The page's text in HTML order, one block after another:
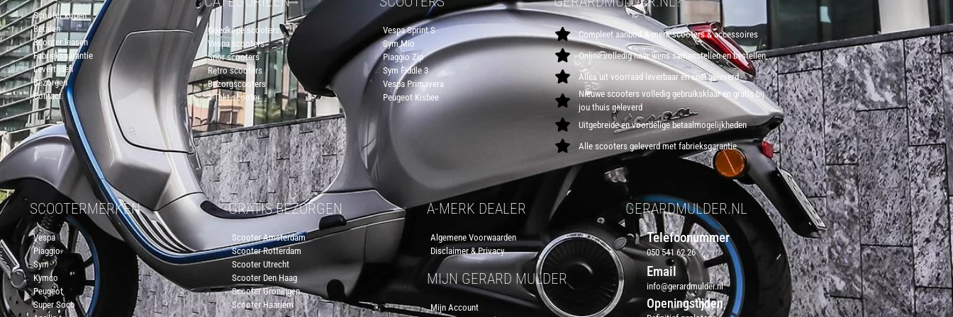
Scooter kopen
Betalen
Scooter leasen
Fabrieksgarantie
Levertijden
Bezorgen
Contact
Goedkope scooters
Vespa scooters
Snor scooters
Retro scooters
Bezorgscooters
4-Takt scooter
Vespa Sprint S
Sym Mio
Piaggio Zip
Sym Fiddle 3
Vespa Primavera
Peugeot Kisbee
Compleet aanbod A-merk scooters & accessoires
Online volledig naar wens samenstellen en bestellen
Alles uit voorraad leverbaar en snel geleverd
Nieuwe scooters volledig gebruiksklaar en gratis bij
jou thuis geleverd
Uitgebreide en voordelige betaalmogelijkheden
Alle scooters geleverd met fabrieksgarantie
SCOOTERMERKEN
Vespa
Piaggio
Sym
Kymco
Peugeot
Super Soco
GRATIS BEZORGEN
Scooter Amsterdam
Scooter Rotterdam
Scooter Utrecht
Scooter Den Haag
Scooter Groningen
Scooter Haarlem
A-MERK DEALER
Algemene Voorwaarden
Disclaimer & Privacy
MIJN GERARD MULDER
Mijn Account
GERARDMULDER.NL
Telefoonummer
050 541 62 26
Email
info@gerardmulder.nl
Openingstijden